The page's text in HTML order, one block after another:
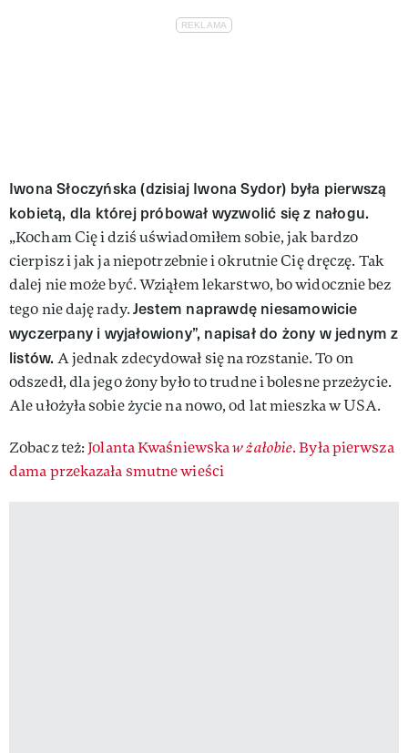
Iwona Słoczyńska (dzisiaj Iwona Sydor) była pierwszą
kobietą, dla której próbował wyzwolić się z nałogu.
„Kocham Cię i dziś uświadomiłem sobie, jak bardzo
cierpisz i jak ja niepotrzebnie i okrutnie Cię dręczę. Tak
dalej nie może być. Wziąłem lekarstwo, bo widocznie bez
tego nie daję rady.Jestem naprawdę niesamowicie
wyczerpany i wyjałowiony”, napisał do żony w jednym z
listów. A jednak zdecydował się na rozstanie. To on
odszedł, dla jego żony było to trudne i bolesne przeżycie.
Ale ułożyła sobie życie na nowo, od lat mieszka w USA.
Zobacz też: Jolanta Kwaśniewskaw żałobie. Była pierwsza
dama przekazała smutne wieści